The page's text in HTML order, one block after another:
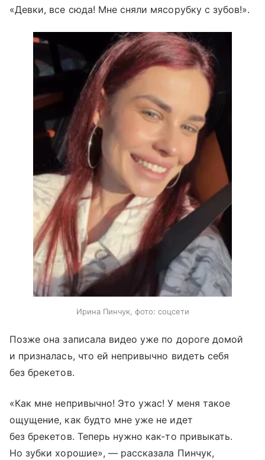
«Девки, все сюда! Мне сняли мясорубку с зубов!».
Ирина Пинчук, фото: соцсети
Позже она записала видео уже по дороге домой
и призналась, что ей непривычно видеть себя
без брекетов.
«Как мне непривычно! Это ужас! У меня такое
ощущение, как будто мне уже не идет
без брекетов. Теперь нужно как-то привыкать.
Но зубки хорошие», — рассказала Пинчук,